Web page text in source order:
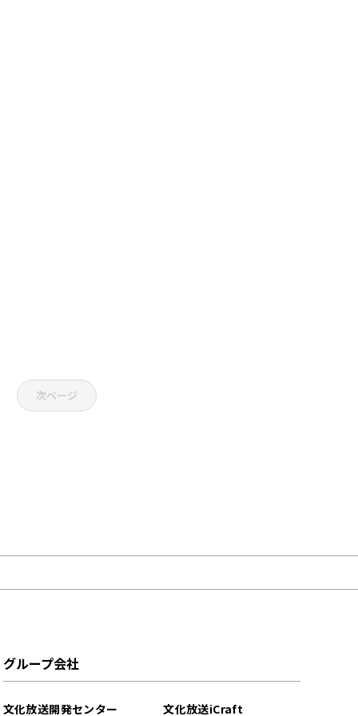
次ページ
グループ会社
文化放送開発センター 文化放送iCraft